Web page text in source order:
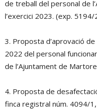
de treball del personal de
l’exercici 2023. (exp. 5194/
3. Proposta d’aprovació
2022 del personal
de l’Ajuntament de
4. Proposta de
finca registral núm. 4094/